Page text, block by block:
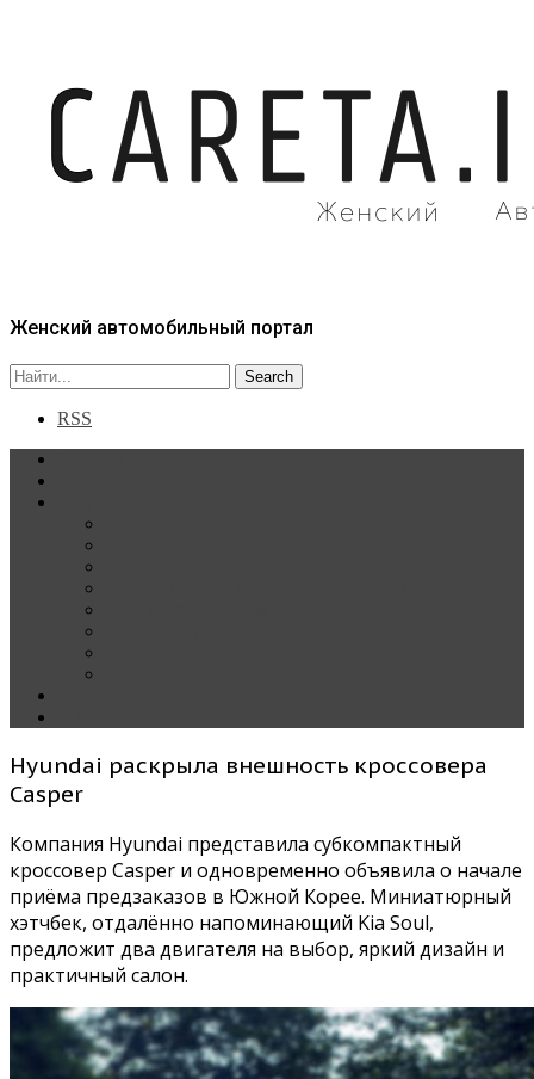
Женский автомобильный портал
RSS
Hyundai раскрыла внешность кроссовера
Casper
Компания Hyundai представила субкомпактный
кроссовер Casper и одновременно объявила о начале
приёма предзаказов в Южной Корее. Миниатюрный
хэтчбек, отдалённо напоминающий Kia Soul,
предложит два двигателя на выбор, яркий дизайн и
практичный салон.